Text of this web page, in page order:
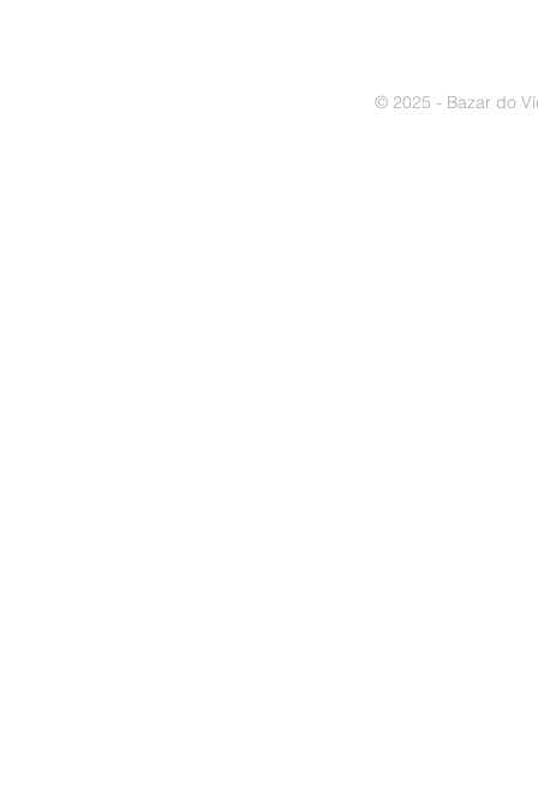
© 2025 - Bazar do